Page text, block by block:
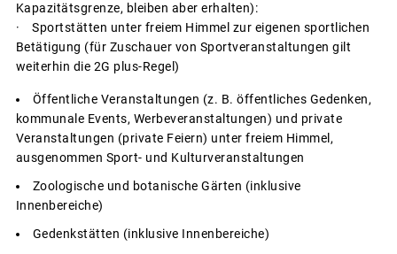
Kapazitätsgrenze, bleiben aber erhalten):
· Sportstätten unter freiem Himmel zur eigenen sportlichen
Betätigung (für Zuschauer von Sportveranstaltungen gilt
weiterhin die 2G plus-Regel)
Öffentliche Veranstaltungen (z. B. öffentliches Gedenken,
kommunale Events, Werbeveranstaltungen) und private
Veranstaltungen (private Feiern) unter freiem Himmel,
ausgenommen Sport- und Kulturveranstaltungen
Zoologische und botanische Gärten (inklusive
Innenbereiche)
Gedenkstätten (inklusive Innenbereiche)